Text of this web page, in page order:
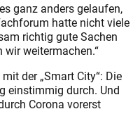
ganz anders gelaufen,
hatte nicht viele
richtig gute Sachen
wir weitermachen.“
der „Smart City“: Die
einstimmig durch. Und
Corona vorerst